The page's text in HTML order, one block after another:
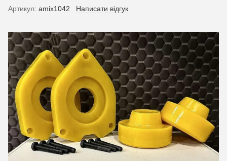
Артикул: amix1042 Написати відгук